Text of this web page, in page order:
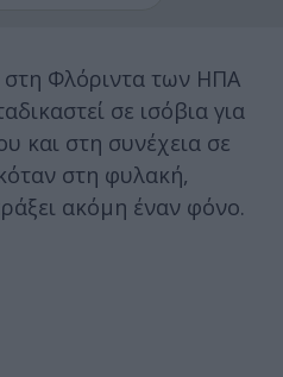
στη Φλόριντα των ΗΠΑ
σε ισόβια για
και στη συνέχεια σε
στη φυλακή,
ακόμη έναν φόνο.